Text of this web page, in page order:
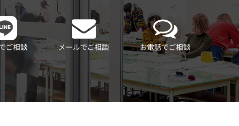
ご相談 メールでご相談 お電話でご相談